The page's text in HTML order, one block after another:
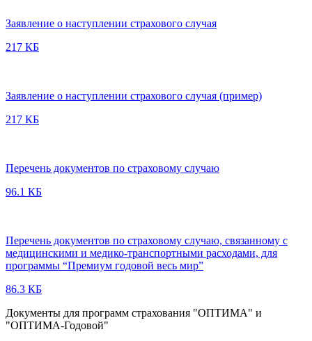
Заявление о наступлении страхового случая
217 КБ
Заявление о наступлении страхового случая (пример)
217 КБ
Перечень документов по страховому случаю
96.1 КБ
Перечень документов по страховому случаю, связанному с
медицинскими и медико-транспортными расходами, для
программы “Премиум годовой весь мир”
86.3 КБ
Документы для программ страхования "ОПТИМА" и
"ОПТИМА-Годовой"